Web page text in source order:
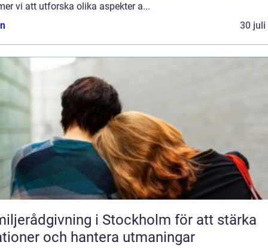
vi att utforska olika aspekter a...
30 juli
i Stockholm för att stärka
och hantera utmaningar